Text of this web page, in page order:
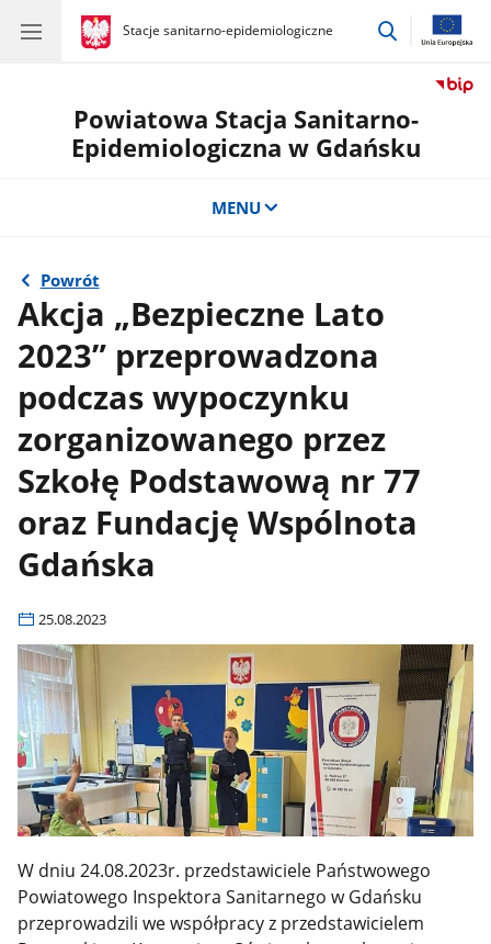
gov.pl
Stacje sanitarno-epidemiologiczne
gov.pl
Stacje
przejdź
Powiatowa Stacja Sanitarno-
Epidemiologiczna w Gdańsku
MENU
Powrót
Akcja „Bezpieczne Lato
2023” przeprowadzona
podczas wypoczynku
zorganizowanego przez
Szkołę Podstawową nr 77
oraz Fundację Wspólnota
Gdańska
25.08.2023
W dniu 24.08.2023r. przedstawiciele Państwowego
Powiatowego Inspektora Sanitarnego w Gdańsku
przeprowadzili we współpracy z przedstawicielem